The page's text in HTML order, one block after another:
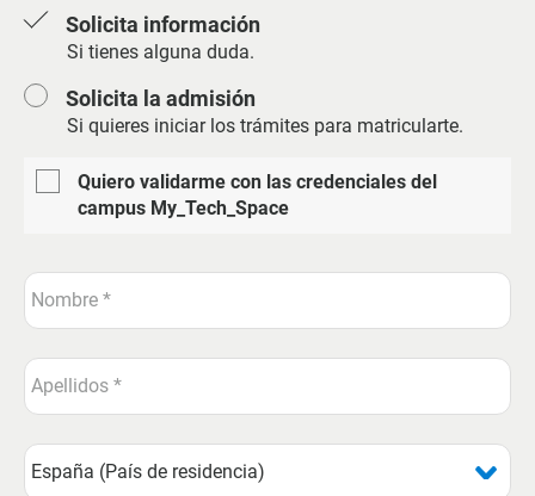
Solicita información
Si tienes alguna duda.
Solicita la admisión
Si quieres iniciar los trámites para matricularte.
Quiero validarme con las credenciales del
campus My_Tech_Space